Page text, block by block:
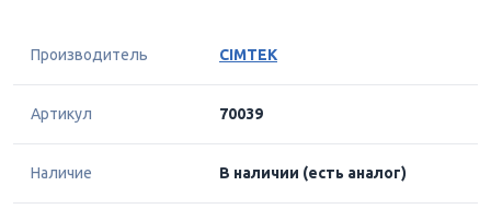
Производитель CIMTEK
Артикул 70039
Наличие В наличии (есть аналог)